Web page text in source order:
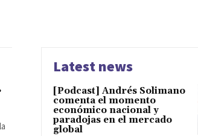
Latest news
[Podcast] Andrés Solimano
comenta el momento
económico nacional y
paradojas en el mercado
global